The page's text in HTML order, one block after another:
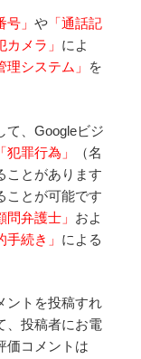
号」 や 「通話記
カメラ」 によ
理システム」
を
て、Googleビジ
「犯罪行為」
（名
ことがあります
ことが可能です
問弁護士」 およ
手続き」 による
ントを投稿すれ
、投稿者にお電
価コメントは